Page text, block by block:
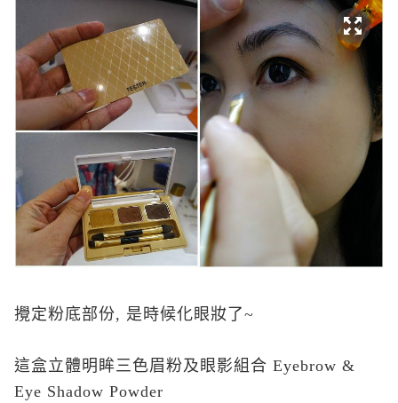
攪定粉底部份, 是時候化眼妝了~
這盒立體明眸三色眉粉及眼影組合 Eyebrow &
Eye Shadow Powder